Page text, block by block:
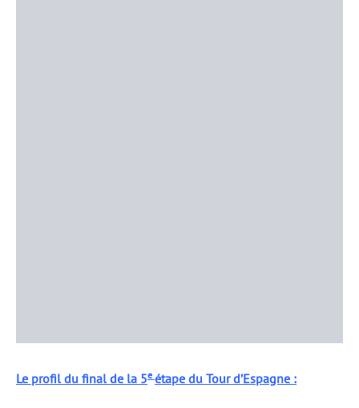
Le profil du final de la 5e étape du Tour d’Espagne :